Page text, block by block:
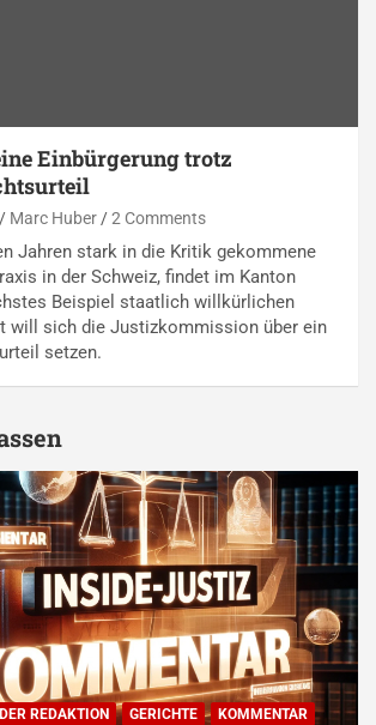
Einbürgerung trotz
Marc Huber 2 Comments
Jahren stark in die Kritik gekommene
in der Schweiz, findet im Kanton
Beispiel staatlich willkürlichen
will sich die Justizkommission über ein
setzen.
REDAKTION GERICHTE
KOMMENTAR